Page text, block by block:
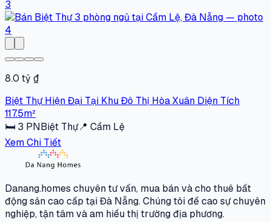
8.0 tỷ ₫
Biệt Thự Hiện Đại Tại Khu Đô Thị Hòa Xuân Diện Tích
117.5m²
🛏 3 PNBiệt Thự📍 Cẩm Lệ
Xem Chi Tiết
Danang.homes chuyên tư vấn, mua bán và cho thuê bất
động sản cao cấp tại Đà Nẵng. Chúng tôi đề cao sự chuyên
nghiệp, tận tâm và am hiểu thị trường địa phương.